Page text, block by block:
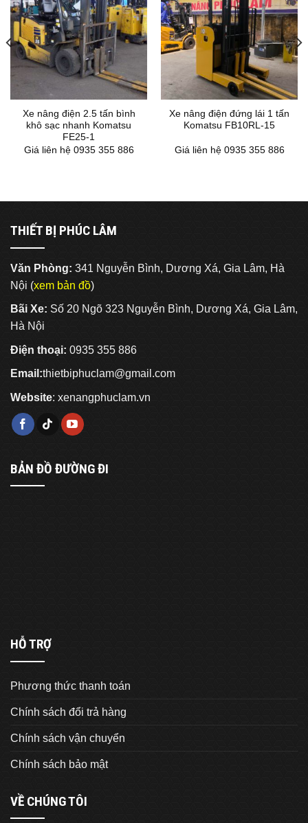
Xe nâng điện 2.5 tấn bình
khô sạc nhanh Komatsu
FE25-1
Giá liên hệ 0935 355 886
Xe nâng điện đứng lái 1 tấn
Komatsu FB10RL-15
Giá liên hệ 0935 355 886
THIẾT BỊ PHÚC LÂM
Văn Phòng: 341 Nguyễn Bình, Dương Xá, Gia Lâm, Hà
Nội (xem bản đồ)
Bãi Xe: Số 20 Ngõ 323 Nguyễn Bình, Dương Xá, Gia Lâm,
Hà Nội
Điện thoại: 0935 355 886
Email:thietbiphuclam@gmail.com
Website: xenangphuclam.vn
BẢN ĐỒ ĐƯỜNG ĐI
HỖ TRỢ
Phương thức thanh toán
Chính sách đổi trả hàng
Chính sách vận chuyển
Chính sách bảo mật
VỀ CHÚNG TÔI